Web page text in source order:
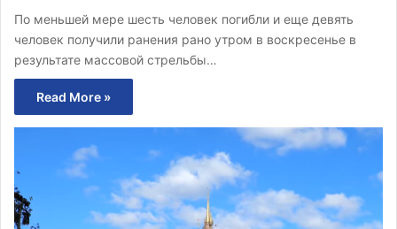
По меньшей мере шесть человек погибли и еще девять
человек получили ранения рано утром в воскресенье в
результате массовой стрельбы…
Read More »